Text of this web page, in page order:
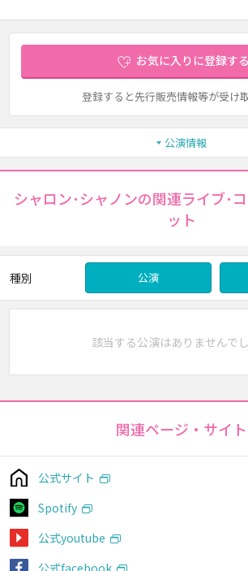
お気に入りに登録する
登録すると先行販売情報等が受け
公演情報
シャロン･シャノンの関連ライブ･
ット
種別 公演
該当する公演はありませんでし
関連ページ・サイト
公式サイト
Spotify
公式youtube
公式facebook